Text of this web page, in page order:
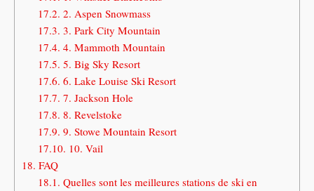
17.2. 2. Aspen Snowmass
17.3. 3. Park City Mountain
17.4. 4. Mammoth Mountain
17.5. 5. Big Sky Resort
17.6. 6. Lake Louise Ski Resort
17.7. 7. Jackson Hole
17.8. 8. Revelstoke
17.9. 9. Stowe Mountain Resort
17.10. 10. Vail
18. FAQ
18.1. Quelles sont les meilleures stations de ski en